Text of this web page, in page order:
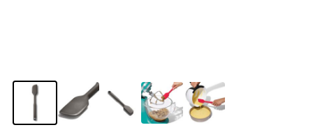
View larger imageView larger imageView larger imageView larger imageView larger image